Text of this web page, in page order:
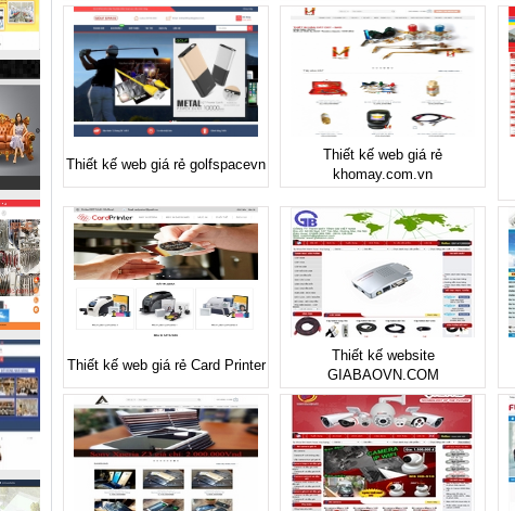
Thiết kế web giá rẻ golfspacevn
Thiết kế web giá rẻ
khomay.com.vn
Thiết kế web giá rẻ Card Printer
Thiết kế website
GIABAOVN.COM